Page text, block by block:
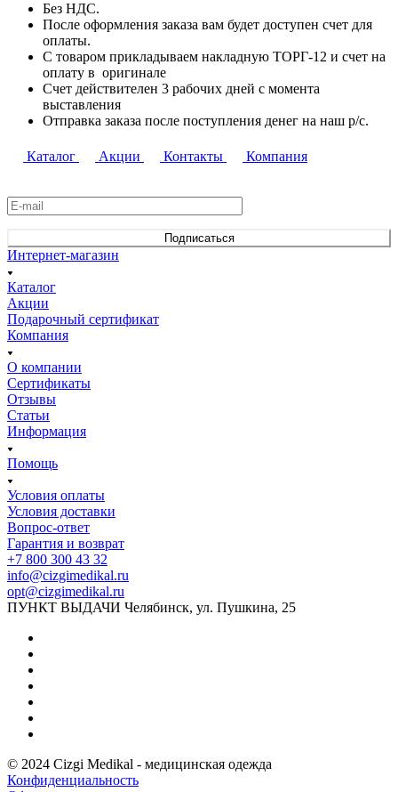
Без НДС.
После оформления заказа вам будет доступен счет для
оплаты.
С товаром прикладываем накладную ТОРГ-12 и счет на
оплату в оригинале
Счет действителен 3 рабочих дней с момента
выставления
Отправка заказа после поступления денег на наш р/c.
Каталог Акции Контакты
Компания
Подписаться
Интернет-магазин
Каталог
Акции
Подарочный сертификат
Компания
О компании
Сертификаты
Отзывы
Статьи
Информация
Помощь
Условия оплаты
Условия доставки
Вопрос-ответ
Гарантия и возврат
+7 800 300 43 32
info@cizgimedikal.ru
opt@cizgimedikal.ru
ПУНКТ ВЫДАЧИ Челябинск, ул. Пушкина, 25
© 2024 Cizgi Medikal - медицинская одежда
Конфиденциальность